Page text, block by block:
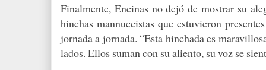
Finalmente, Encinas no dejó de mostrar su
hinchas mannuccistas que estuvieron
jornada a jornada. “Esta hinchada es
lados. Ellos suman con su aliento, su voz se